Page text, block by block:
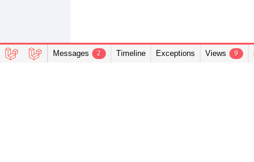
Messages 2 Timeline Exceptions Views 9